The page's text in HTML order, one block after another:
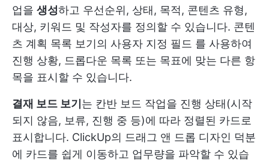
업을 생성하고 우선순위, 상태, 목적, 콘텐츠 유형,
대상, 키워드 및 작성자를 정의할 수 있습니다. 콘텐
츠 계획 목록 보기의 사용자 지정 필드 를 사용하여
진행 상황, 드롭다운 목록 또는 목표에 맞는 다른 항
목을 표시할 수 있습니다.
결재 보드 보기 는 칸반 보드 작업을 진행 상태(시작
되지 않음, 보류, 진행 중 등)에 따라 정렬된 카드로
표시합니다. ClickUp의 드래그 앤 드롭 디자인 덕분
에 카드를 쉽게 이동하고 업무량을 파악할 수 있습